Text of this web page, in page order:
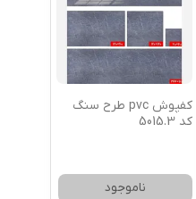
کفپوش pvc طرح سنگ
کد 5015.3
ناموجود